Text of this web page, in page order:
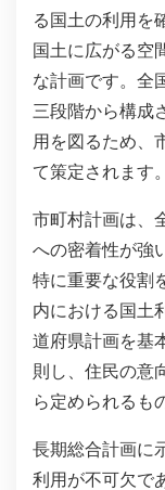
る国土の利用を
国土に広がる空
な計画です。全
三段階から構成
用を図るため、
て策定されます。
市町村計画は、
への密着性が強
特に重要な役割
内における国土
道府県計画を基
則し、住民の意
ら定められるも
長期総合計画に
利用が不可欠で